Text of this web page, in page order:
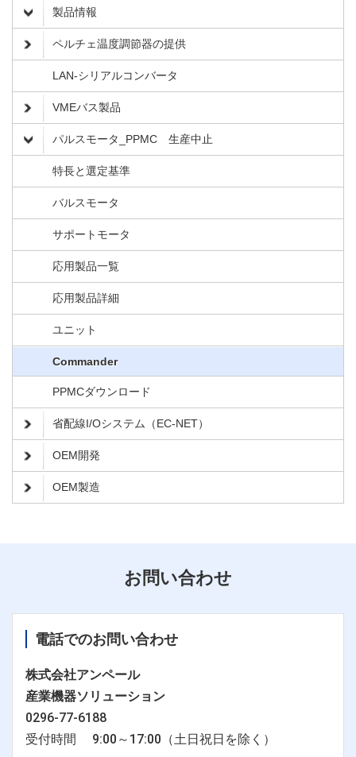
製品情報
ペルチェ温度調節器の提供
LAN-シリアルコンバータ
VMEバス製品
パルスモータ_PPMC 生産中止
特長と選定基準
バルスモータ
サポートモータ
応用製品一覧
応用製品詳細
ユニット
Commander
PPMCダウンロード
省配線I/Oシステム（EC-NET）
OEM開発
OEM製造
お問い合わせ
電話でのお問い合わせ
株式会社アンペール
産業機器ソリューション
0296-77-6188
受付時間 9:00～17:00（土日祝日を除く）